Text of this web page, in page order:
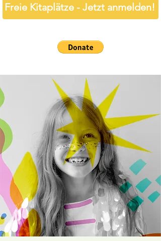
Freie Kitaplätze - Jetzt anmelden!